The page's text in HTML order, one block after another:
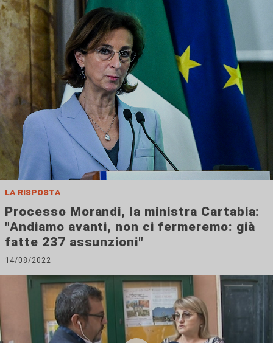
la risposta
Processo Morandi, la ministra Cartabia:
"Andiamo avanti, non ci fermeremo: già
fatte 237 assunzioni"
14/08/2022